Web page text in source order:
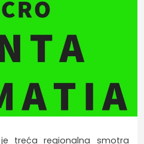
je treća regionalna smotra